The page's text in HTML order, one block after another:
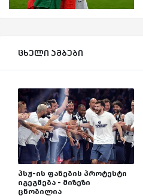
ცხელი ამბები
პსჟ-ის ფანების პროტესტი
იგეგმება - მიზეზი
ცნობილია